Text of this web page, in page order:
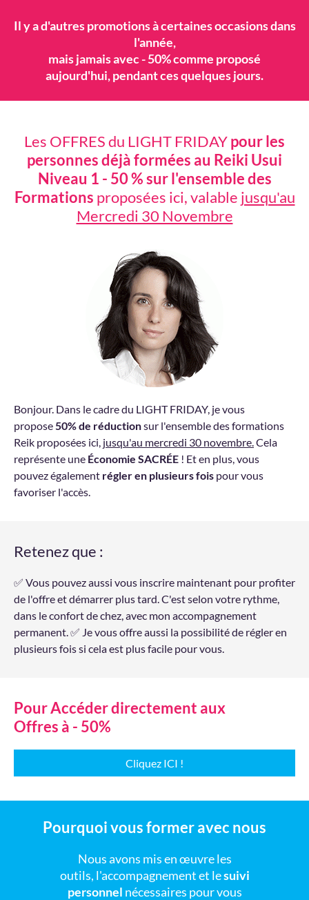
Il y a d'autres promotions à certaines occasions dans
l'année,
mais jamais avec - 50% comme proposé
aujourd'hui, pendant ces quelques jours.
Les OFFRES du LIGHT FRIDAYpour les
personnes déjà formées au Reiki Usui
Niveau 1 - 50 % sur l'ensemble des
Formations proposées ici, valable jusqu'au
Mercredi 30 Novembre
Bonjour. Dans le cadre du LIGHT FRIDAY, je vous
propose50% de réductionsur l'ensemble des formations
Reik proposées ici, jusqu'au mercredi 30 novembre.Cela
représente une Économie SACRÉE ! Et en plus, vous
pouvez également régler en plusieurs fois pour vous
favoriser l'accès.
Retenez que :
✅ Vous pouvez aussi vous inscrire maintenant pour profiter
de l'offre et démarrer plus tard. C'est selon votre rythme,
dans le confort de chez, avec mon accompagnement
permanent. ✅ Je vous offre aussi la possibilité de régler en
plusieurs fois si cela est plus facile pour vous.
Pour Accéder directement aux
Offres à - 50%
Cliquez ICI !
Pourquoi vous former avec nous
Nous avons mis en œuvre les
outils, l'accompagnement et lesuivi
personnel nécessaires pour vous